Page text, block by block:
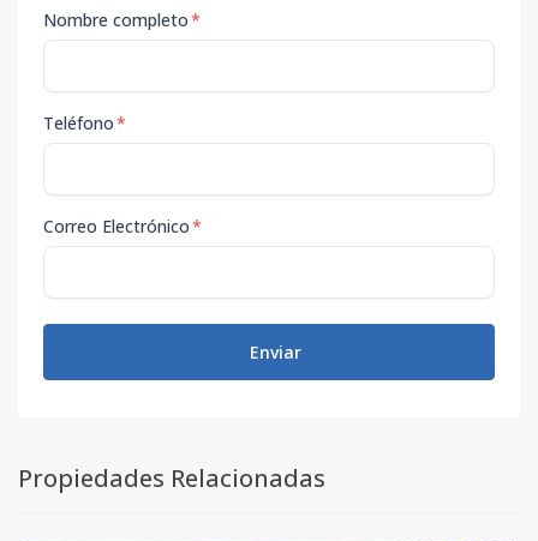
Nombre completo*
Teléfono*
Correo Electrónico*
Enviar
Propiedades Relacionadas